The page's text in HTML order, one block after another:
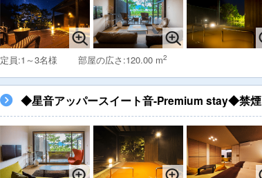
定員:1～3名様 部屋の広さ:120.00 m2
◆星音アッパースイート音-Premium stay◆禁煙